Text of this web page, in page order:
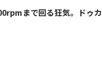
まで回る狂気。ドゥ